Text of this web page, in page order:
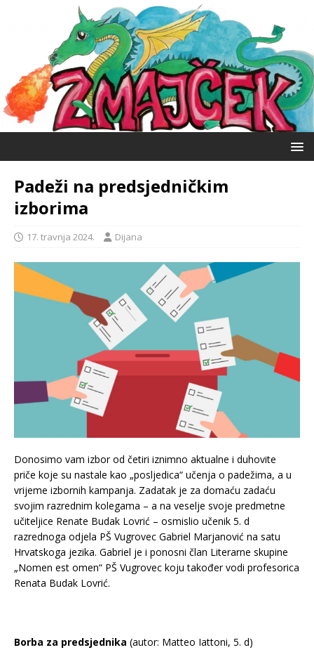
Padeži na predsjedničkim
izborima
17. travnja 2024. Dijana
Donosimo vam izbor od četiri iznimno aktualne i duhovite
priče koje su nastale kao „posljedica“ učenja o padežima, a u
vrijeme izbornih kampanja. Zadatak je za domaću zadaću
svojim razrednim kolegama – a na veselje svoje predmetne
učiteljice Renate Budak Lovrić – osmislio učenik 5. d
razrednoga odjela PŠ Vugrovec Gabriel Marjanović na satu
Hrvatskoga jezika. Gabriel je i ponosni član Literarne skupine
„Nomen est omen“ PŠ Vugrovec koju također vodi profesorica
Renata Budak Lovrić.
Borba za predsjednika (autor: Matteo Iattoni, 5. d)